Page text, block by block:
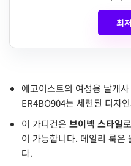
최
에고이스트의 여성용 날개
ER4BO904는 세련된 디자
이 가디건은 브이넥 스타일
이 가능합니다. 데일리 룩은
다.